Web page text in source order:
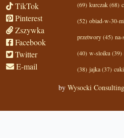
TikTok
Pinterest
Zszywka
Facebook
Twitter
E-mail
(69) kurczak (68)
(52) obiad-w-30-
przetwory (45)
(40) w-sloiku (39)
(38) jajka (37)
by Wysocki Consulting